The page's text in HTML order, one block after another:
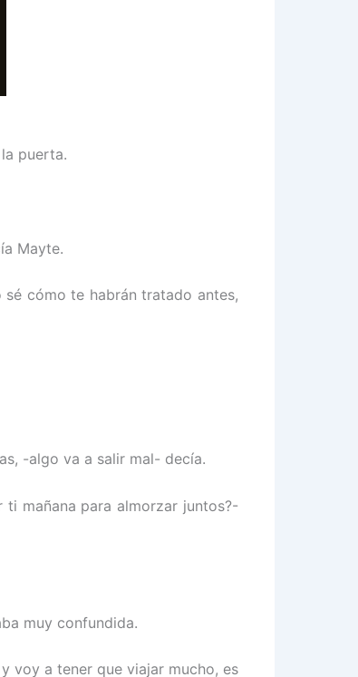
puerta.
Mayte.
cómo te habrán tratado antes,
-algo va a salir mal- decía.
mañana para almorzar juntos?-
muy confundida.
voy a tener que viajar mucho, es